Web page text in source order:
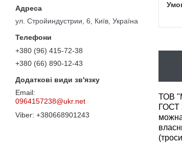
ул. Стройиндустрии, 6, Київ, Україна
+380 (96) 415-72-38
+380 (66) 890-12-43
0964157238@ukr.net
+380668901243
ТОВ
ГОСТ